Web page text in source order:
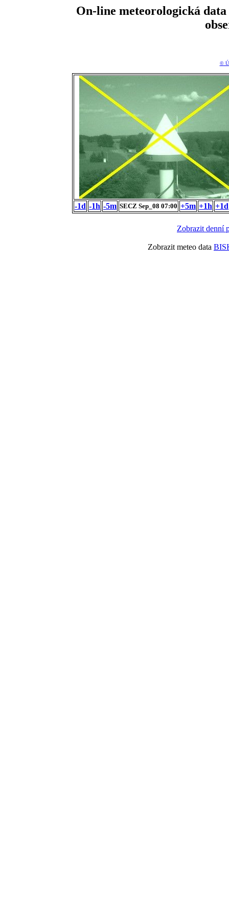
On-line meteorologická
©
-1d -1h -5m SECZ Sep_08 07:00 +5m +1h +1d
Zobrazit denní
Zobrazit meteo data